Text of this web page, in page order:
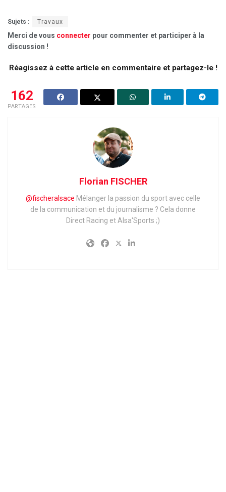
Sujets : Travaux
Merci de vous connecter pour commenter et participer à la
discussion !
Réagissez à cette article en commentaire et partagez-le !
162
PARTAGES
Florian FISCHER
@fischeralsace Mélanger la passion du sport avec celle
de la communication et du journalisme ? Cela donne
Direct Racing et Alsa'Sports ;)